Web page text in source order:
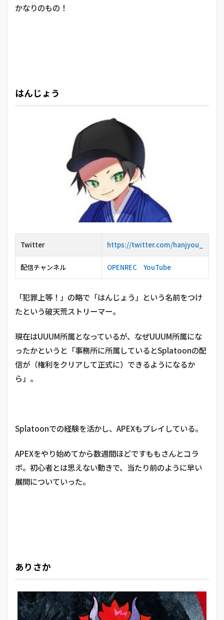
かなりのもの！
はんじょう
Twitter https://twitter.com/hanjyou_
配信チャンネル OPENREC YouTube
「犯罪上等！」の略で「はんじょう」という名前をつけ
たという破天荒ストリーマー。
現在はUUUM所属となっているが、なぜUUUM所属にな
ったかというと「事務所に所属しているとSplatoonの配
信が（権利をクリアして正式に）できるようになるか
ら」。
Splatoonでの経験を活かし、APEXもプレイしている。
APEXをやり始めてから数週間ほどですももさんとコラ
ボ。初心者とは思えない動きで、当たり前のように早い
展開についていった。
ありさか